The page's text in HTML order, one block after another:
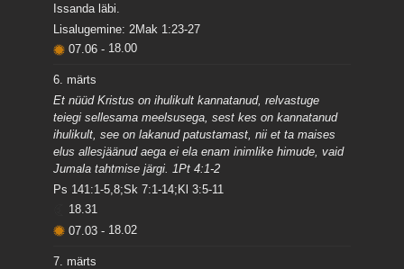
Issanda läbi.
Lisalugemine: 2Mak 1:23-27
07.06- 18.00
6. märts
Et nüüd Kristus on ihulikult kannatanud, relvastuge
teiegi sellesama meelsusega, sest kes on kannatanud
ihulikult, see on lakanud patustamast, nii et ta maises
elus allesjäänud aega ei ela enam inimlike himude, vaid
Jumala tahtmise järgi. 1Pt 4:1-2
Ps 141:1-5,8;Sk 7:1-14;Kl 3:5-11
18.31
07.03- 18.02
7. märts